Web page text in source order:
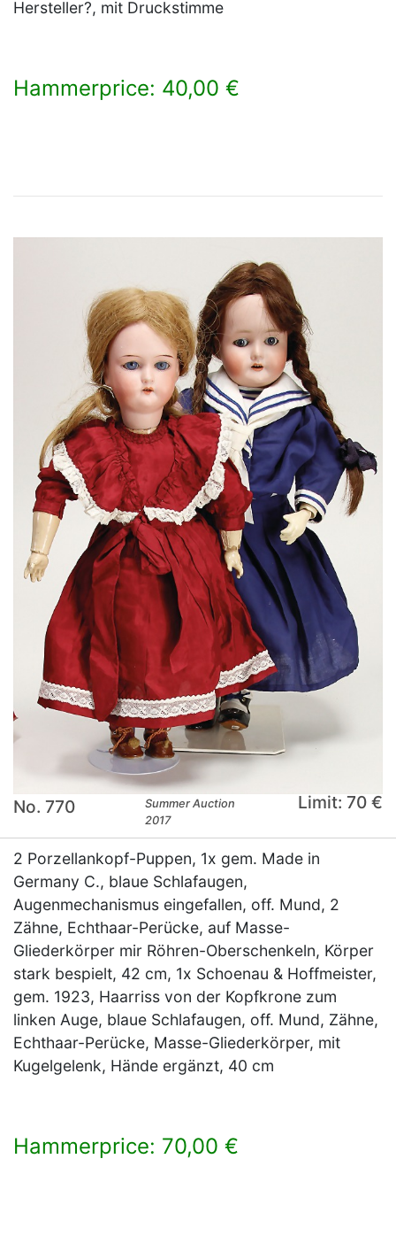
Hersteller?, mit Druckstimme
Hammerprice: 40,00 €
No. 770
Summer Auction
2017
Limit: 70 €
2 Porzellankopf-Puppen, 1x gem. Made in
Germany C., blaue Schlafaugen,
Augenmechanismus eingefallen, off. Mund, 2
Zähne, Echthaar-Perücke, auf Masse-
Gliederkörper mir Röhren-Oberschenkeln, Körper
stark bespielt, 42 cm, 1x Schoenau & Hoffmeister,
gem. 1923, Haarriss von der Kopfkrone zum
linken Auge, blaue Schlafaugen, off. Mund, Zähne,
Echthaar-Perücke, Masse-Gliederkörper, mit
Kugelgelenk, Hände ergänzt, 40 cm
Hammerprice: 70,00 €